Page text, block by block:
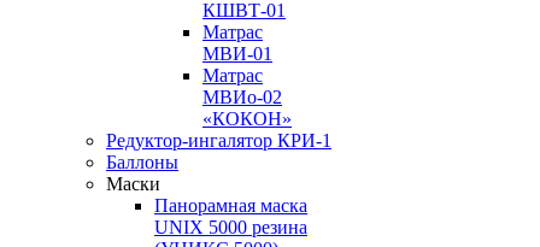
КШВТ-01
Матрас
МВИ-01
Матрас
МВИо-02
«КОКОН»
Редуктор-ингалятор КРИ-1
Баллоны
Маски
Панорамная маска
UNIX 5000 резина